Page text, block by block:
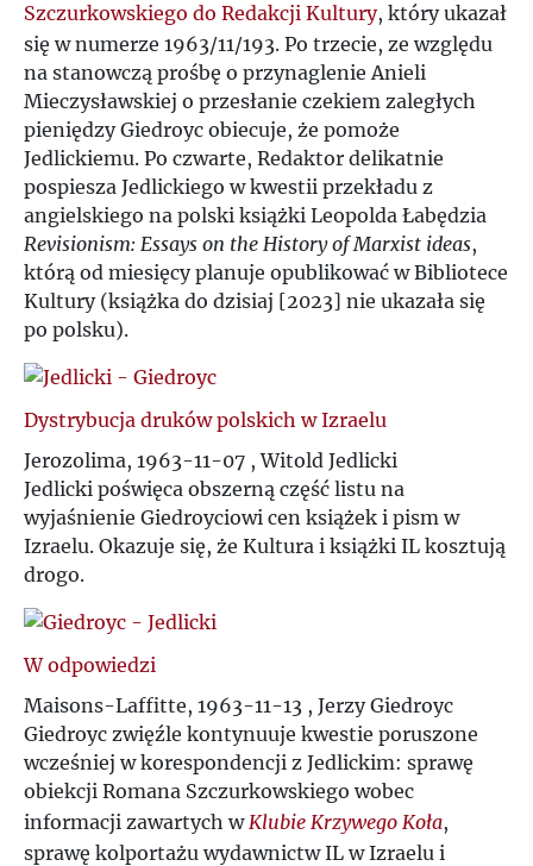
U
V
Z
Ż
Szczurkowskiego do Redakcji Kultury, który ukazał
się w numerze 1963/11/193. Po trzecie, ze względu
na stanowczą prośbę o przynaglenie Anieli
Mieczysławskiej o przesłanie czekiem zaległych
pieniędzy Giedroyc obiecuje, że pomoże
Jedlickiemu. Po czwarte, Redaktor delikatnie
pospiesza Jedlickiego w kwestii przekładu z
angielskiego na polski książki Leopolda Łabędzia
Revisionism: Essays on the History of Marxist ideas,
którą od miesięcy planuje opublikować w Bibliotece
Kultury (książka do dzisiaj [2023] nie ukazała się
po polsku).
Dystrybucja druków polskich w Izraelu
Jerozolima, 1963-11-07 , Witold Jedlicki
Jedlicki poświęca obszerną część listu na
wyjaśnienie Giedroyciowi cen książek i pism w
Izraelu. Okazuje się, że Kultura i książki IL kosztują
drogo.
W odpowiedzi
Maisons-Laffitte, 1963-11-13 , Jerzy Giedroyc
Giedroyc zwięźle kontynuuje kwestie poruszone
wcześniej w korespondencji z Jedlickim: sprawę
obiekcji Romana Szczurkowskiego wobec
informacji zawartych w Klubie Krzywego Koła,
sprawę kolportażu wydawnictw IL w Izraelu i